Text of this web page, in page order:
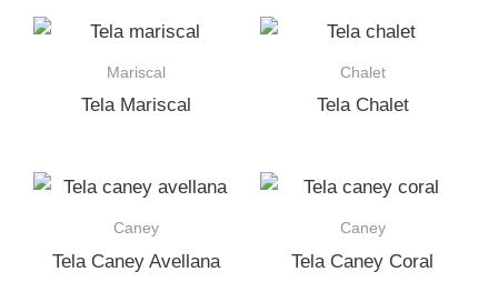
Mariscal
Tela Mariscal
Chalet
Tela Chalet
Caney
Tela Caney Avellana
Caney
Tela Caney Coral